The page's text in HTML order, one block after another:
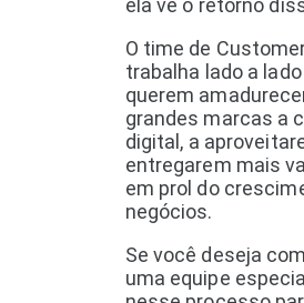
ela vê o retorno
O time de
trabalha lado a
querem
grandes marcas a
digital, a
entregarem mais
em prol do
negócios.
Se você deseja
uma equipe